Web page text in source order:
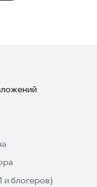
блогеров)